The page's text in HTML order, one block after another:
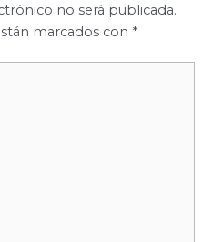
no será publicada.
marcados con *